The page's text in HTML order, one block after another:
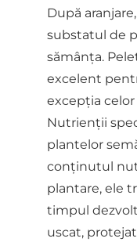
După
substatul de
sămânța.
excelent
excepția celor
Nutrienții
plantelor
conținutul
plantare, ele
timpul
uscat,